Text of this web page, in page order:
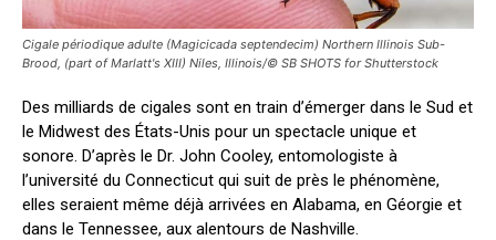
Cigale périodique adulte (Magicicada septendecim) Northern Illinois Sub-
Brood, (part of Marlatt's XIII) Niles, Illinois/© SB SHOTS for Shutterstock
Des milliards de cigales sont en train d’émerger dans le Sud et
le Midwest des États-Unis pour un spectacle unique et
sonore. D’après le Dr. John Cooley, entomologiste à
l’université du Connecticut qui suit de près le phénomène,
elles seraient même déjà arrivées en Alabama, en Géorgie et
dans le Tennessee, aux alentours de Nashville.